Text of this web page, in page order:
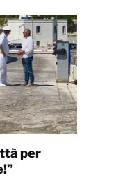
per